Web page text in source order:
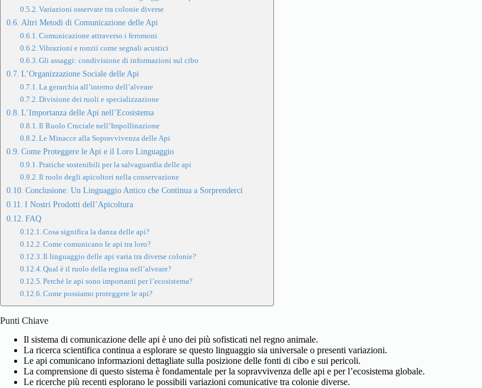
Variazioni osservate tra colonie diverse
Altri Metodi di Comunicazione delle Api
Comunicazione attraverso i feromoni
Vibrazioni e ronzii come segnali acustici
Gli assaggi: condivisione di informazioni sul cibo
L’Organizzazione Sociale delle Api
La gerarchia all’interno dell’alveare
Divisione dei ruoli e specializzazione
L’Importanza delle Api nell’Ecosistema
Il Ruolo Cruciale nell’Impollinazione
Le Minacce alla Sopravvivenza delle Api
Come Proteggere le Api e il Loro Linguaggio
Pratiche sostenibili per la salvaguardia delle api
Il ruolo degli apicoltori nella conservazione
Conclusione: Un Linguaggio Antico che Continua a Sorprenderci
I Nostri Prodotti dell’Apicoltura
FAQ
Cosa significa la danza delle api?
Come comunicano le api tra loro?
Il linguaggio delle api varia tra diverse colonie?
Qual è il ruolo della regina nell’alveare?
Perché le api sono importanti per l’ecosistema?
Come possiamo proteggere le api?
Punti Chiave
Il sistema di comunicazione delle api è uno dei più sofisticati nel regno animale.
La ricerca scientifica continua a esplorare se questo linguaggio sia universale o presenti variazioni.
Le api comunicano informazioni dettagliate sulla posizione delle fonti di cibo e sui pericoli.
La comprensione di questo sistema è fondamentale per la sopravvivenza delle api e per l’ecosistema globale.
Le ricerche più recenti esplorano le possibili variazioni comunicative tra colonie diverse.